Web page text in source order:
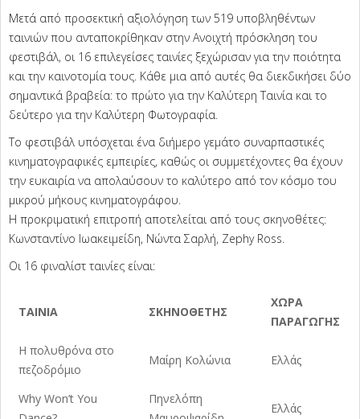
Μετά από προσεκτική αξιολόγηση των 519 υποβληθέντων
ταινιών που ανταποκρίθηκαν στην Ανοιχτή πρόσκληση του
φεστιβάλ, οι 16 επιλεγείσες ταινίες ξεχώρισαν για την ποιότητα
και την καινοτομία τους. Κάθε μια από αυτές θα διεκδικήσει δύο
σημαντικά βραβεία: το πρώτο για την Καλύτερη Ταινία και το
δεύτερο για την Καλύτερη Φωτογραφία.
Το φεστιβάλ υπόσχεται ένα διήμερο γεμάτο συναρπαστικές
κινηματογραφικές εμπειρίες, καθώς οι συμμετέχοντες θα έχουν
την ευκαιρία να απολαύσουν το καλύτερο από τον κόσμο του
μικρού μήκους κινηματογράφου.
Η προκριματική επιτροπή αποτελείται από τους σκηνοθέτες:
Κωνσταντίνο Ιωακειμείδη, Νώντα Σαρλή, Zephy Ross.
Οι 16 φιναλίστ ταινίες είναι:
TAINIA ΣΚΗΝΟΘΕΤΗΣ
ΧΩΡΑ
ΠΑΡΑΓΩΓΗΣ
Η πολυθρόνα στο
πεζοδρόμιο
Μαίρη Κολώνια Ελλάς
Why Won’t You
Πηνελόπη
Ελλάς